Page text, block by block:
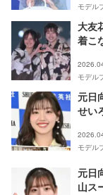
モデル
大友
着こ
モデル
元日
せい
モデル
元日
山ス